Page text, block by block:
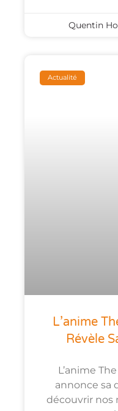
Quentin
Actualité
L’anime
Révèle
L’anime
annonce sa
découvrir nos